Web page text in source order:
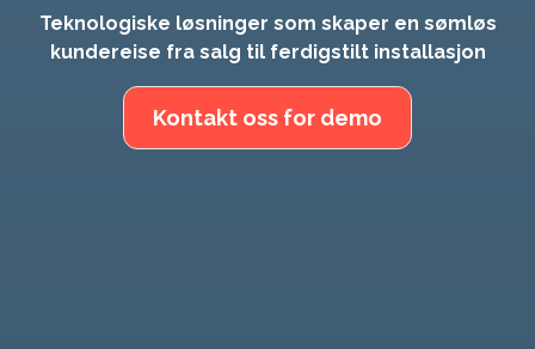
Teknologiske løsninger som skaper en sømløs
kundereise fra salg til ferdigstilt installasjon
Kontakt oss for demo